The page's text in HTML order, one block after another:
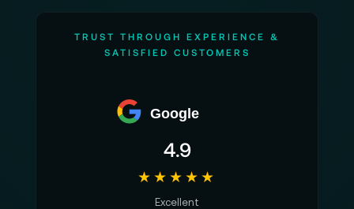
TRUST THROUGH EXPERIENCE &
SATISFIED CUSTOMERS
Google
4.9
★★★★★
Excellent